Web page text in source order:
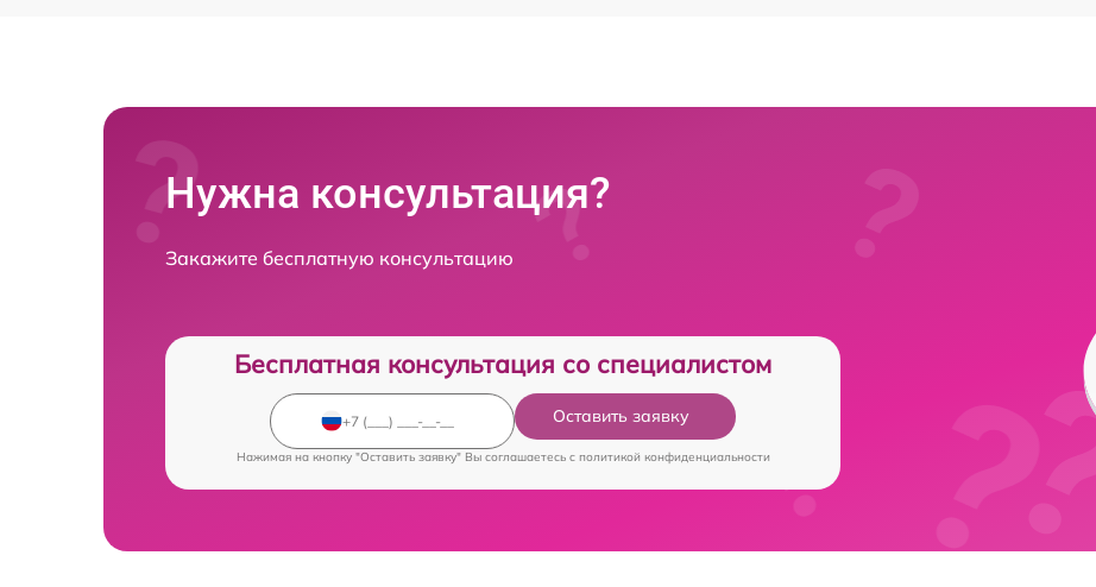
Нужна консультация?
Закажите бесплатную консультацию
Бесплатная консультация со специалистом
Оставить заявку
Нажимая на кнопку "Оставить заявку" Вы соглашаетесь c политикой конфиденциальности